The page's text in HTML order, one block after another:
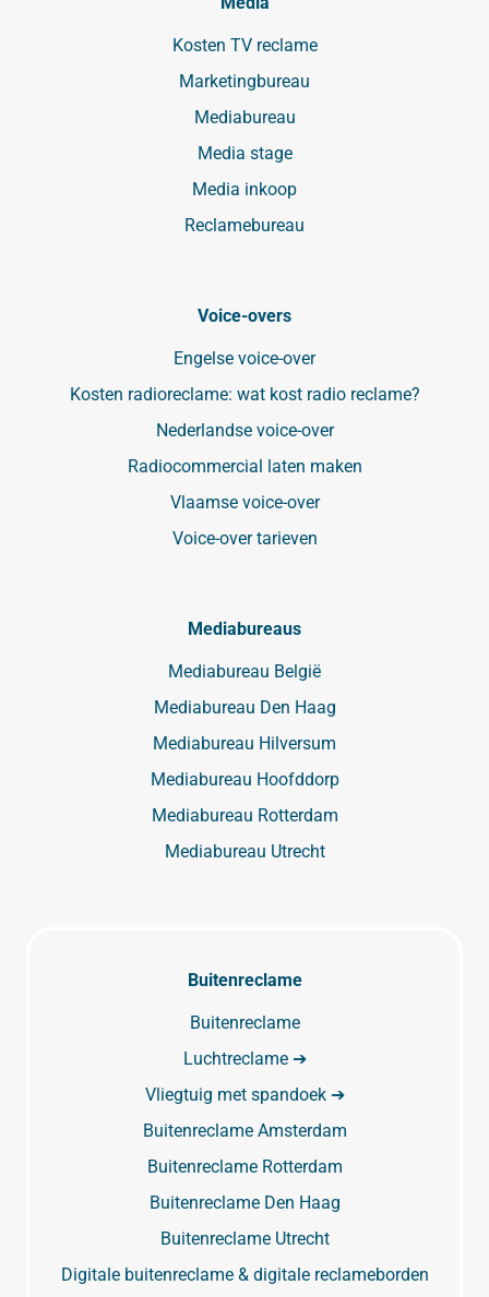
Kosten TV reclame
Marketingbureau
Mediabureau
Media stage
Media inkoop
Reclamebureau
Voice-overs
Engelse voice-over
Kosten radioreclame: wat kost radio reclame?
Nederlandse voice-over
Radiocommercial laten maken
Vlaamse voice-over
Voice-over tarieven
Mediabureaus
Mediabureau België
Mediabureau Den Haag
Mediabureau Hilversum
Mediabureau Hoofddorp
Mediabureau Rotterdam
Mediabureau Utrecht
Buitenreclame
Buitenreclame
Luchtreclame ➔
Vliegtuig met spandoek ➔
Buitenreclame Amsterdam
Buitenreclame Rotterdam
Buitenreclame Den Haag
Buitenreclame Utrecht
Digitale buitenreclame & digitale reclameborden